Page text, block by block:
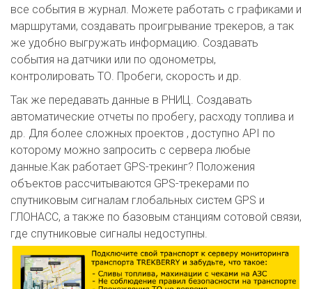
все события в журнал. Можете работать с графиками и
маршрутами, создавать проигрывание трекеров, а так
же удобно выгружать информацию. Создавать
события на датчики или по одонометры,
контролировать ТО. Пробеги, скорость и др.
Так же передавать данные в РНИЦ. Создавать
автоматические отчеты по пробегу, расходу топлива и
др. Для более сложных проектов , доступно API по
которому можно запросить с сервера любые
данные.Как работает GPS-трекинг? Положения
объектов рассчитываются GPS-трекерами по
спутниковым сигналам глобальных систем GPS и
ГЛОНАСС, а также по базовым станциям сотовой связи,
где спутниковые сигналы недоступны.